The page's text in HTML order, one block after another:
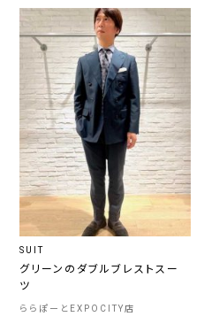
SUIT
グリーンのダブルブレストスー
ツ
ららぽーとEXPOCITY店